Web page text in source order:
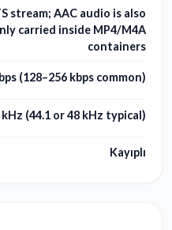
stream; AAC audio is also
carried inside MP4/M4A
containers
(128–256 kbps common)
kHz (44.1 or 48 kHz typical)
Kayıplı